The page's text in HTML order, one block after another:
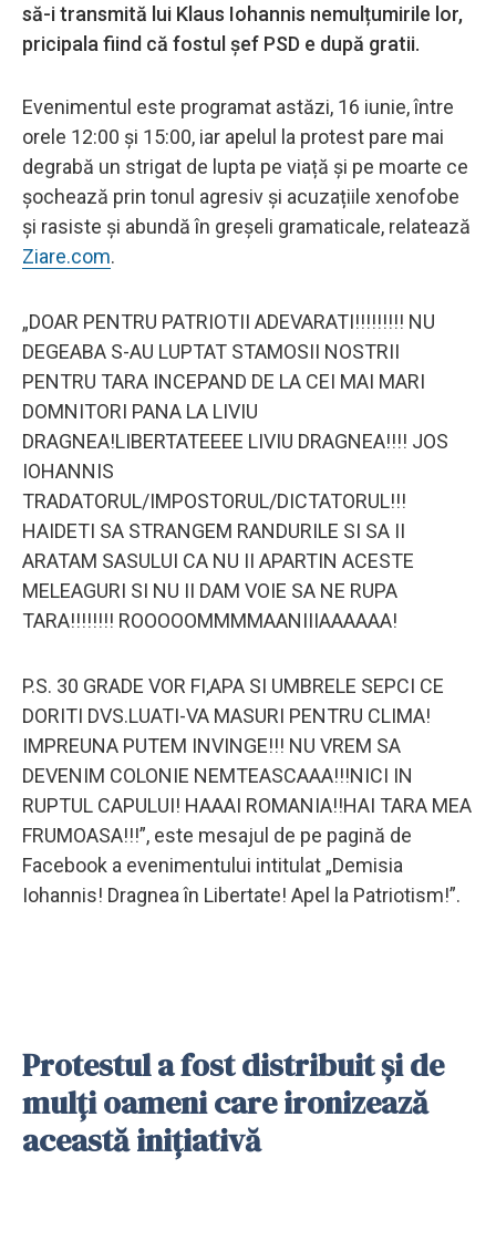
să-i transmită lui Klaus Iohannis nemulțumirile lor,
pricipala fiind că fostul șef PSD e după gratii.
Evenimentul este programat astăzi, 16 iunie, între
orele 12:00 și 15:00, iar apelul la protest pare mai
degrabă un strigat de lupta pe viață și pe moarte ce
șochează prin tonul agresiv și acuzațiile xenofobe
și rasiste și abundă în greșeli gramaticale, relatează
Ziare.com.
„DOAR PENTRU PATRIOTII ADEVARATI!!!!!!!!! NU
DEGEABA S-AU LUPTAT STAMOSII NOSTRII
PENTRU TARA INCEPAND DE LA CEI MAI MARI
DOMNITORI PANA LA LIVIU
DRAGNEA!LIBERTATEEEE LIVIU DRAGNEA!!!! JOS
IOHANNIS
TRADATORUL/IMPOSTORUL/DICTATORUL!!!
HAIDETI SA STRANGEM RANDURILE SI SA II
ARATAM SASULUI CA NU II APARTIN ACESTE
MELEAGURI SI NU II DAM VOIE SA NE RUPA
TARA!!!!!!!! ROOOOOMMMMAANIIIAAAAAA!
P.S. 30 GRADE VOR FI,APA SI UMBRELE SEPCI CE
DORITI DVS.LUATI-VA MASURI PENTRU CLIMA!
IMPREUNA PUTEM INVINGE!!! NU VREM SA
DEVENIM COLONIE NEMTEASCAAA!!!NICI IN
RUPTUL CAPULUI! HAAAI ROMANIA!!HAI TARA MEA
FRUMOASA!!!”, este mesajul de pe pagină de
Facebook a evenimentului intitulat „Demisia
Iohannis! Dragnea în Libertate! Apel la Patriotism!”.
Protestul a fost distribuit și de
mulți oameni care ironizează
această inițiativă